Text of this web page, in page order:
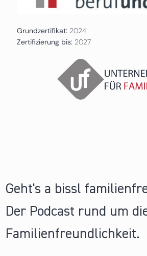
Grundzertifikat: 2024
Zertifizierung bis: 2027
Geht's a bissl
Der Podcast rund um
Familienfreundlichkeit.